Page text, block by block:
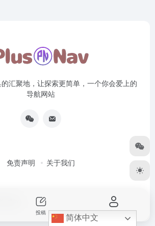
汇聚地，让探索更简单，一个你会爱上的
导航网站
免责声明 关于我们
简体中文
投稿 我的